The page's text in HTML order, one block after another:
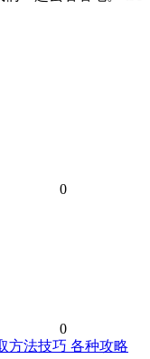
0
0
各种攻略